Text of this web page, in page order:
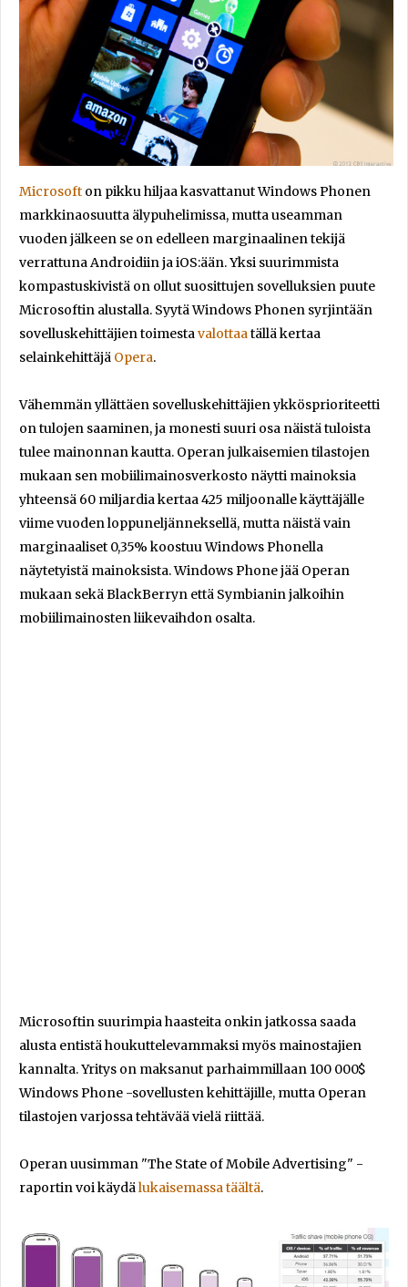
Microsoft on pikku hiljaa kasvattanut Windows Phonen
markkinaosuutta älypuhelimissa, mutta useamman
vuoden jälkeen se on edelleen marginaalinen tekijä
verrattuna Androidiin ja iOS:ään. Yksi suurimmista
kompastuskivistä on ollut suosittujen sovelluksien puute
Microsoftin alustalla. Syytä Windows Phonen syrjintään
sovelluskehittäjien toimestavalottaatällä kertaa
selainkehittäjä Opera.
Vähemmän yllättäen sovelluskehittäjien ykkösprioriteetti
on tulojen saaminen, ja monesti suuri osa näistä tuloista
tulee mainonnan kautta. Operan julkaisemien tilastojen
mukaan sen mobiilimainosverkosto näytti mainoksia
yhteensä 60 miljardia kertaa 425 miljoonalle käyttäjälle
viime vuoden loppuneljänneksellä, mutta näistä vain
marginaaliset 0,35% koostuu Windows Phonella
näytetyistä mainoksista. Windows Phone jää Operan
mukaan sekä BlackBerryn että Symbianin jalkoihin
mobiilimainosten liikevaihdon osalta.
Microsoftin suurimpia haasteita onkin jatkossa saada
alusta entistä houkuttelevammaksi myös mainostajien
kannalta. Yritys on maksanut parhaimmillaan 100 000$
Windows Phone -sovellusten kehittäjille, mutta Operan
tilastojen varjossa tehtävää vielä riittää.
Operan uusimman "The State of Mobile Advertising" -
raportin voi käydälukaisemassa täältä.